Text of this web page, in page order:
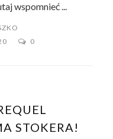
wspomnieć ...
0
STOKERA!